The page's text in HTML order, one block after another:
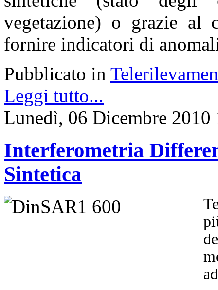
vegetazione) o grazie al
fornire indicatori di
Pubblicato in
Leggi tutto...
Lunedì, 06 Dicembre 2010
Interferometria
Sintetica